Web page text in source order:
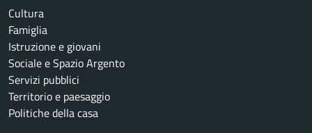
Cultura
Famiglia
Istruzione e giovani
Sociale e Spazio Argento
Servizi pubblici
Territorio e paesaggio
Politiche della casa